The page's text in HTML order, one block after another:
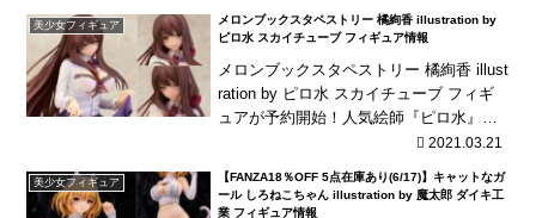
美少女フィギュア
メロンブックスタペストリー 橘絢香 illustration by
ピロ水 スカイチューブ フィギュア情報
メロンブックスタペストリー 橘絢香 illust
ration by ピロ水 スカイチューブ フィギ
ュアが予約開始！人気絵師『ピロ水』先
生による「橘絢香」が立体化です！メロ
2021.03.21
美少女フィギュア
【FANZA18％OFF 5点在庫あり(6/17)】キャットなガ
ール しろねこちゃん illustration by 魔太郎 ダイキ工
業 フィギュア情報